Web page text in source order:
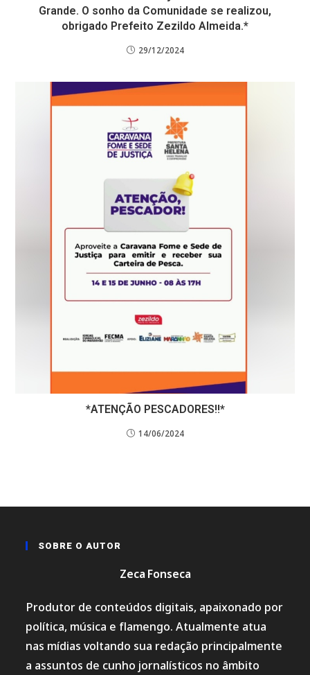
Grande. O sonho da Comunidade se realizou,
obrigado Prefeito Zezildo Almeida.*
29/12/2024
*ATENÇÃO PESCADORES!!*
14/06/2024
SOBRE O AUTOR
Zeca Fonseca
Produtor de conteúdos digitais, apaixonado por
política, música e flamengo. Atualmente atua
nas mídias voltando sua redação principalmente
a assuntos de cunho jornalísticos no âmbito